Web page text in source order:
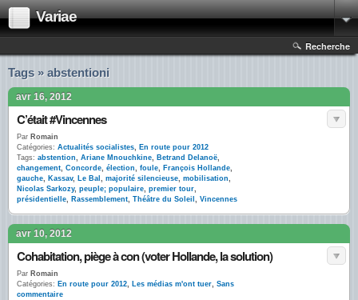
Variae
Recherche
Tags » abstentioni
avr 16, 2012
C’était #Vincennes
Par Romain
Catégories: Actualités socialistes, En route pour 2012
Tags: abstention, Ariane Mnouchkine, Betrand Delanoë,
changement, Concorde, élection, foule, François Hollande,
gauche, Kassav, Le Bal , majorité silencieuse, mobilisation,
Nicolas Sarkozy, peuple; populaire, premier tour,
présidentielle, Rassemblement, Théâtre du Soleil , Vincennes
avr 10, 2012
Cohabitation, piège à con (voter Hollande, la solution)
Par Romain
Catégories: En route pour 2012, Les médias m'ont tuer, Sans
commentaire